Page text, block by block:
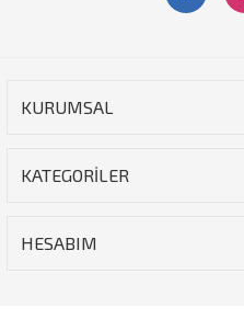
KURUMSAL
KATEGORİLER
HESABIM